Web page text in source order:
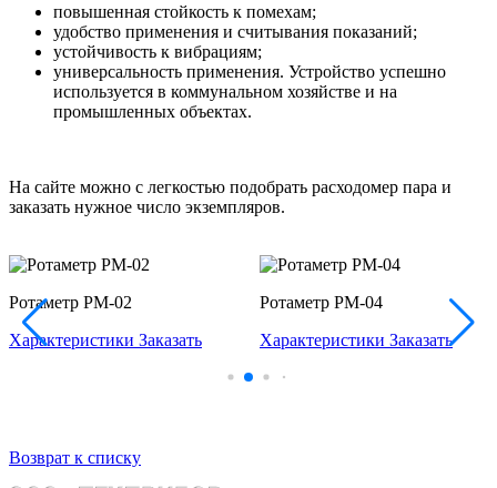
повышенная стойкость к помехам;
удобство применения и считывания показаний;
устойчивость к вибрациям;
универсальность применения. Устройство успешно
используется в коммунальном хозяйстве и на
промышленных объектах.
На сайте можно с легкостью подобрать расходомер пара и
заказать нужное число экземпляров.
Ротаметр РМ-02
Характеристики Заказать
Ротаметр РМ-04
Характеристики Заказать
Возврат к списку